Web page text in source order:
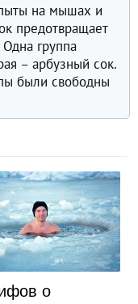
на мышах и
предотвращает
группа
– арбузный сок.
были свободны
о